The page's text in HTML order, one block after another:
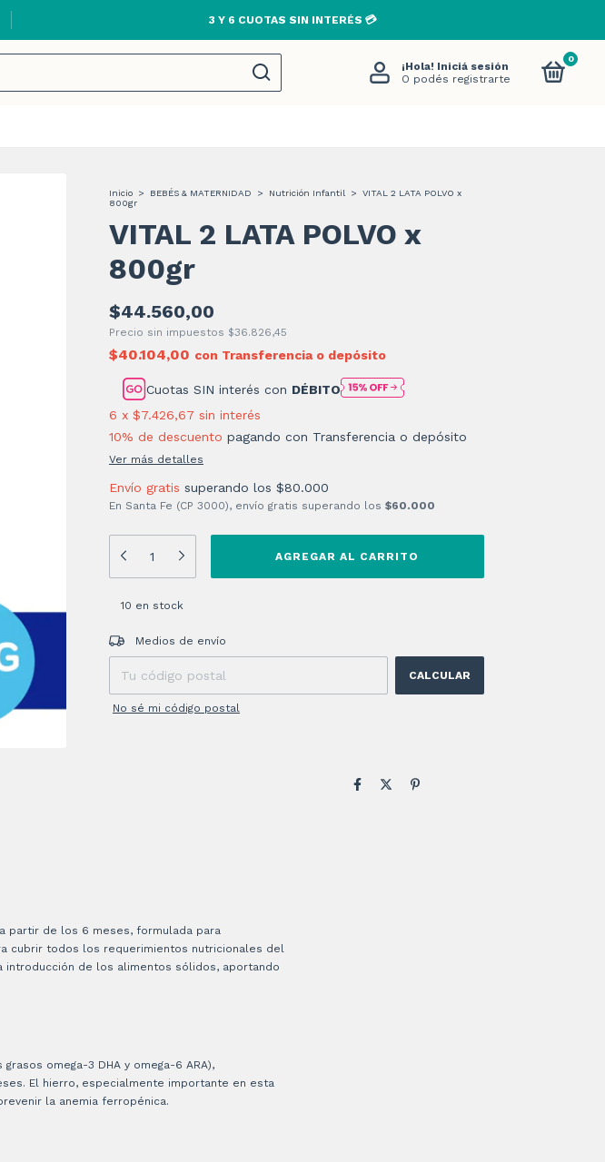
3 Y 6 CUOTAS SIN INTERÉS 💳
¡Hola! Iniciá sesión
O podés registrarte
0
Inicio > BEBÉS & MATERNIDAD > Nutrición Infantil >
VITAL 2 LATA POLVO x
800gr
VITAL 2 LATA POLVO x
800gr
$44.560,00
Precio sin impuestos $36.826,45
$40.104,00 con Transferencia o depósito
Cuotas SIN interés con DÉBITO
6 x $7.426,67 sin interés
10% de descuento pagando con Transferencia o depósito
Ver más detalles
Envío gratis superando los $80.000
En Santa Fe (CP 3000), envío gratis superando los $60.000
10 en stock
Entregas para el CP:
Medios de envío
CALCULAR
No sé mi código postal
partir de los 6 meses, formulada para
cubrir todos los requerimientos nutricionales del
introducción de los alimentos sólidos, aportando
omega-3 DHA y omega-6 ARA),
El hierro, especialmente importante en esta
la anemia ferropénica.